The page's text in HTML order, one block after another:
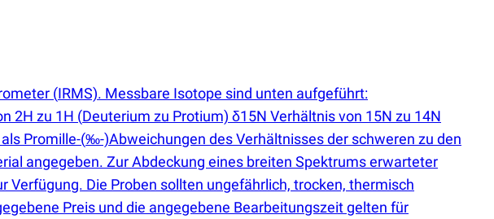
(IRMS). Messbare Isotope sind unten aufgeführt:
2H zu 1H (Deuterium zu Protium) δ15N Verhältnis von 15N zu 14N
Promille-(‰-)Abweichungen des Verhältnisses der schweren zu den
angegeben. Zur Abdeckung eines breiten Spektrums erwarteter
Verfügung. Die Proben sollten ungefährlich, trocken, thermisch
Preis und die angegebene Bearbeitungszeit gelten für